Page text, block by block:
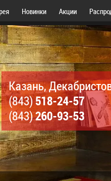
Новинки Акции
Казань,
(843)518-24-57
(843)260-93-53